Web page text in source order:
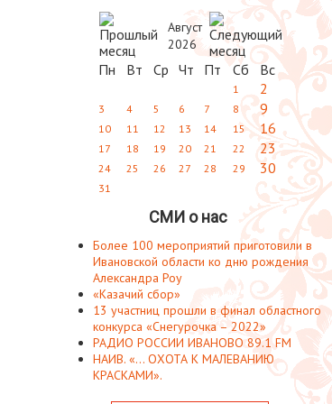
Август
2026
Пн Вт Ср Чт Пт Сб Вс
1 2
3 4 5 6 7 8 9
10 11 12 13 14 15 16
17 18 19 20 21 22 23
24 25 26 27 28 29 30
31
СМИ о нас
Более 100 мероприятий приготовили в
Ивановской области ко дню рождения
Александра Роу
«Казачий сбор»
13 участниц прошли в финал областного
конкурса «Снегурочка – 2022»
РАДИО РОССИИ ИВАНОВО 89.1 FM
НАИВ. «... ОХОТА К МАЛЕВАНИЮ
КРАСКАМИ».